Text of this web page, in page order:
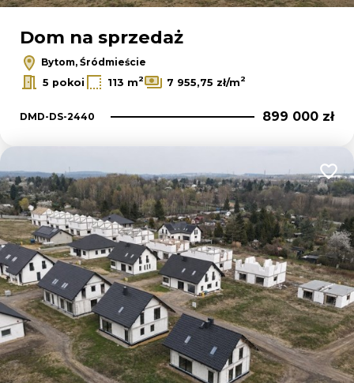
Dom na sprzedaż
Bytom, Śródmieście
5 pokoi
113 m2 7 955,75 zł/m2
DMD-DS-2440 899 000 zł